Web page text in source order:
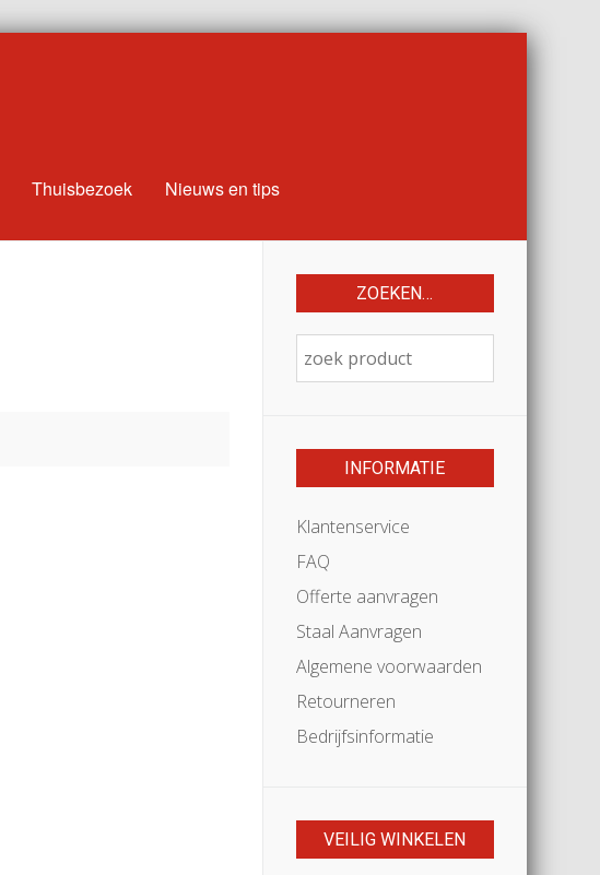
Thuisbezoek Nieuws en tips
ZOEKEN…
INFORMATIE
Klantenservice
FAQ
Offerte aanvragen
Staal Aanvragen
Algemene voorwaarden
Retourneren
Bedrijfsinformatie
VEILIG WINKELEN